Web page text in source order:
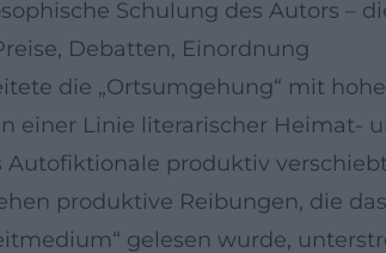
Schulung des Autors –
Debatten, Einordnung
die „Ortsumgehung“ mit
einer Linie literarischer Heimat-
Autofiktionale produktiv
produktive Reibungen, die
gelesen wurde,